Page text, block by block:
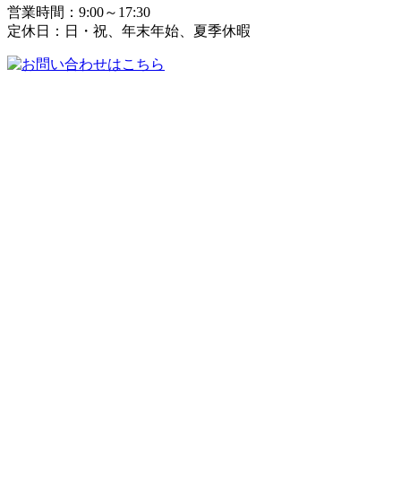
営業時間：9:00～17:30
定休日：日・祝、年末年始、夏季休暇